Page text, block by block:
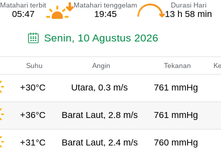
Matahari terbit
05:47
Matahari tenggelam
19:45
Durasi Hari
13 h 58 min
Senin, 10 Agustus 2026
Suhu Angin Tekanan
+30°C Utara, 0.3 m/s 761 mmHg
+36°C Barat Laut, 2.8 m/s 761 mmHg
+31°C Barat Laut, 2.4 m/s 760 mmHg